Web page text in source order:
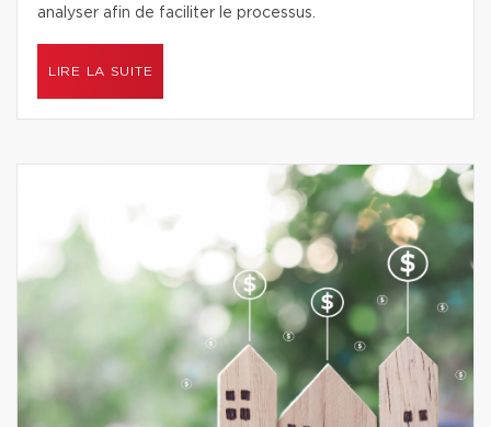
analyser afin de faciliter le processus.
LIRE LA SUITE